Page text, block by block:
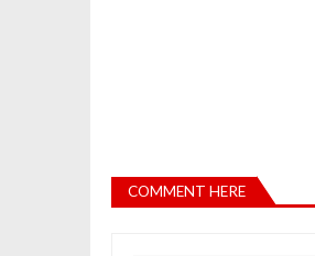
COMMENT HERE